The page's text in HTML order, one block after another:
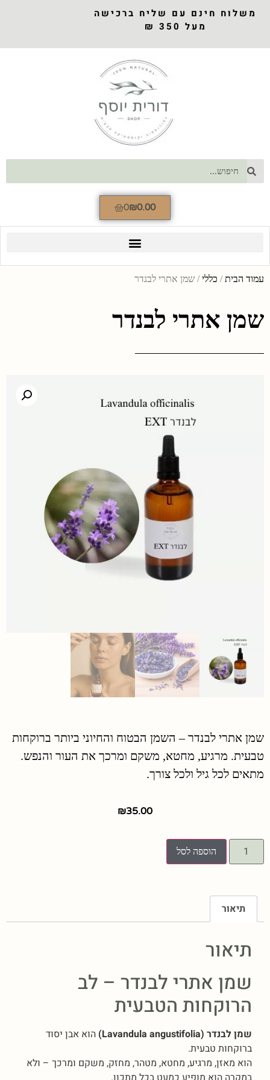
משלוח חינם עם שליח ברכישה
מעל 350 ₪
₪0.00
0
עמוד הבית/ כללי/ שמן אתרי לבנדר
שמן אתרי לבנדר
שמן אתרי לבנדר – השמן הבטוח והחיוני ביותר ברוקחות
טבעית. מרגיע, מחטא, משקם ומרכך את העור והנפש.
מתאים לכל גיל ולכל צורך.
₪35.00
הוספה לסל
תיאור
תיאור
שמן אתרי לבנדר – לב
הרוקחות הטבעית
שמן לבנדר (Lavandula angustifolia)
הוא אבן יסוד
ברוקחות טבעית.
הוא מאזן, מרגיע, מחטא, מטהר, מחזק, משקם ומרכך – ולא